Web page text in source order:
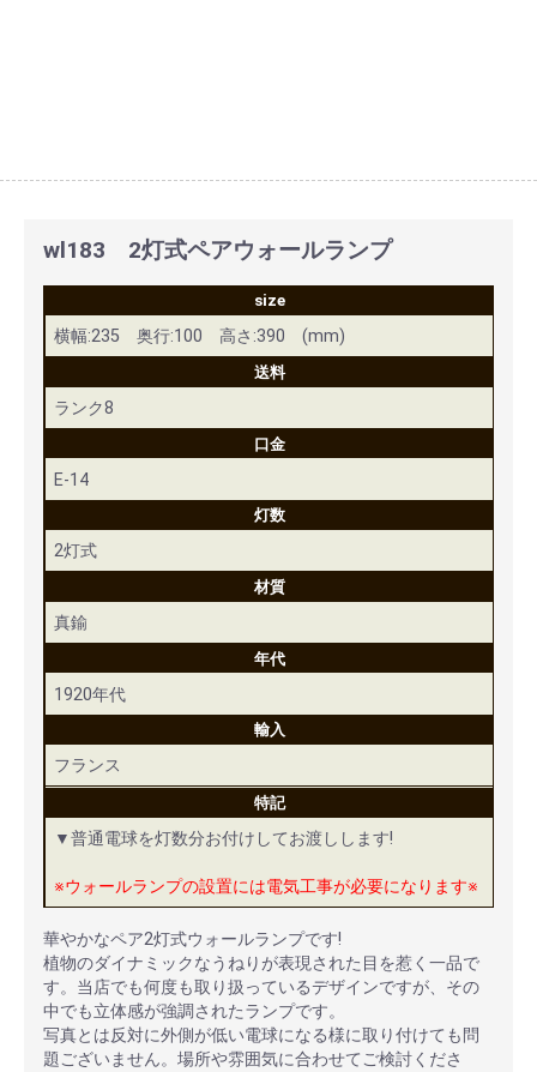
wl183 2灯式ペアウォールランプ
size
横幅:235 奥行:100 高さ:390 (mm)
送料
ランク8
口金
E-14
灯数
2灯式
材質
真鍮
年代
1920年代
輸入
フランス
特記
▼普通電球を灯数分お付けしてお渡しします!
※ウォールランプの設置には電気工事が必要になります※
華やかなペア2灯式ウォールランプです!
植物のダイナミックなうねりが表現された目を惹く一品で
す。当店でも何度も取り扱っているデザインですが、その
中でも立体感が強調されたランプです。
写真とは反対に外側が低い電球になる様に取り付けても問
題ございません。場所や雰囲気に合わせてご検討くださ